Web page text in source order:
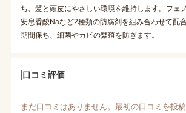
ち、髪と頭皮にやさしい環境を維持します。フェ
安息香酸Naなど2種類の防腐剤を組み合わせて配
期間保ち、細菌やカビの繁殖を防ぎます。
口コミ評価
まだ口コミはありません。最初の口コミを投